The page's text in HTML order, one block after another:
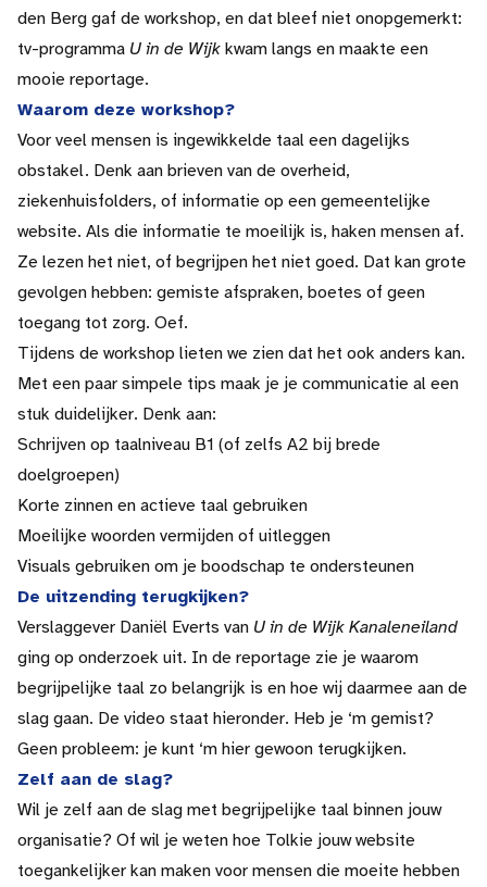
den Berg gaf de workshop, en dat bleef niet onopgemerkt:
tv-programma U in de Wijk kwam langs en maakte een
mooie reportage.
Waarom deze workshop?
Voor veel mensen is ingewikkelde taal een dagelijks
obstakel. Denk aan brieven van de overheid,
ziekenhuisfolders, of informatie op een gemeentelijke
website. Als die informatie te moeilijk is, haken mensen af.
Ze lezen het niet, of begrijpen het niet goed. Dat kan grote
gevolgen hebben: gemiste afspraken, boetes of geen
toegang tot zorg. Oef.
Tijdens de workshop lieten we zien dat het ook anders kan.
Met een paar simpele tips maak je je communicatie al een
stuk duidelijker. Denk aan:
Schrijven op taalniveau B1 (of zelfs A2 bij brede
doelgroepen)
Korte zinnen en actieve taal gebruiken
Moeilijke woorden vermijden of uitleggen
Visuals gebruiken om je boodschap te ondersteunen
De uitzending terugkijken?
Verslaggever Daniël Everts van U in de Wijk Kanaleneiland
ging op onderzoek uit. In de reportage zie je waarom
begrijpelijke taal zo belangrijk is en hoe wij daarmee aan de
slag gaan. De video staat hieronder. Heb je ‘m gemist?
Geen probleem: je kunt ‘m hier gewoon terugkijken.
Zelf aan de slag?
Wil je zelf aan de slag met begrijpelijke taal binnen jouw
organisatie? Of wil je weten hoe Tolkie jouw website
toegankelijker kan maken voor mensen die moeite hebben